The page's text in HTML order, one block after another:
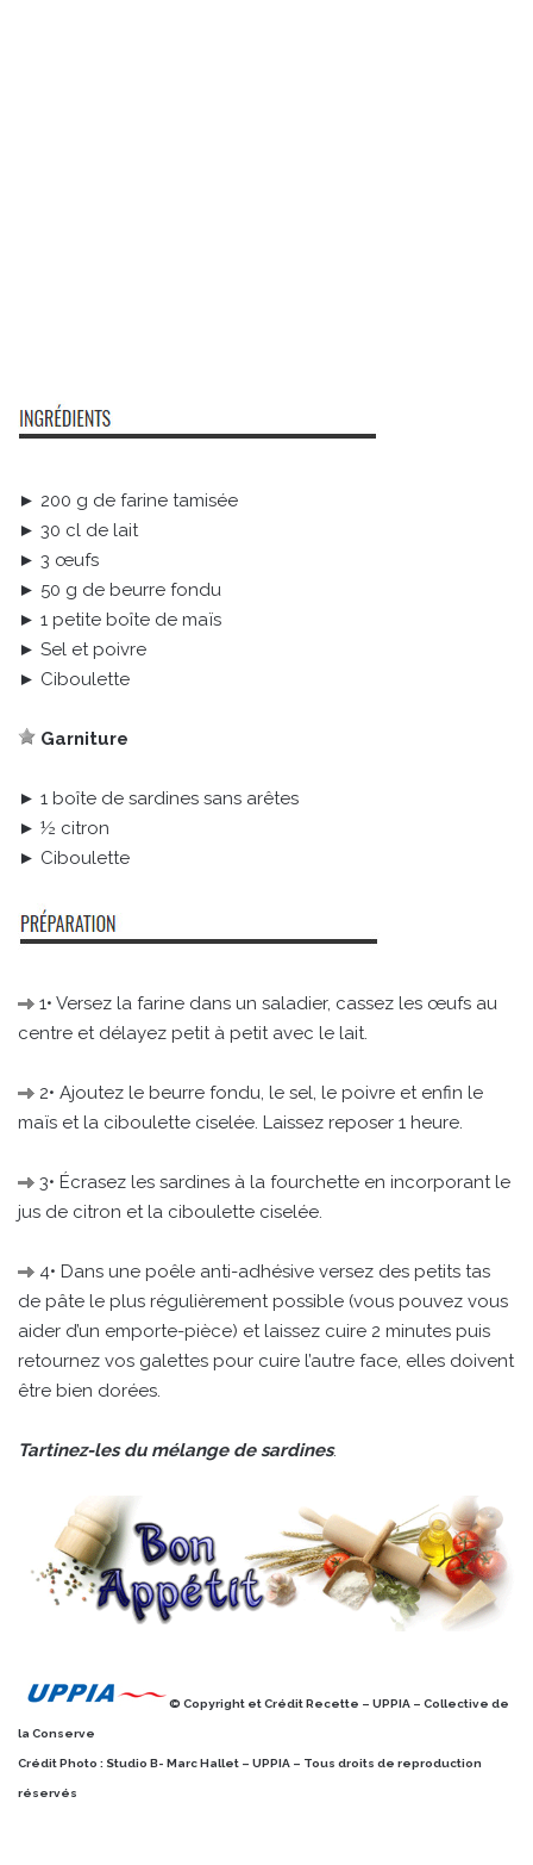
► 200 g de farine tamisée
► 30 cl de lait
► 3 œufs
► 50 g de beurre fondu
► 1 petite boîte de maïs
► Sel et poivre
► Ciboulette
Garniture
► 1 boîte de sardines sans arêtes
► ½ citron
► Ciboulette
1• Versez la farine dans un saladier, cassez les œufs au
centre et délayez petit à petit avec le lait.
2• Ajoutez le beurre fondu, le sel, le poivre et enfin le
maïs et la ciboulette ciselée. Laissez reposer 1 heure.
3• Écrasez les sardines à la fourchette en incorporant le
jus de citron et la ciboulette ciselée.
4• Dans une poêle anti-adhésive versez des petits tas
de pâte le plus régulièrement possible (vous pouvez vous
aider d’un emporte-pièce) et laissez cuire 2 minutes puis
retournez vos galettes pour cuire l’autre face, elles doivent
être bien dorées.
Tartinez-les du mélange de sardines.
© Copyright et Crédit Recette – UPPIA – Collective de
la Conserve
Crédit Photo : Studio B- Marc Hallet – UPPIA – Tous droits de reproduction
réservés